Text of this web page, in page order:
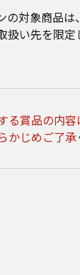
の対象商品は
扱い先を限
る賞品の内容
かじめご了承